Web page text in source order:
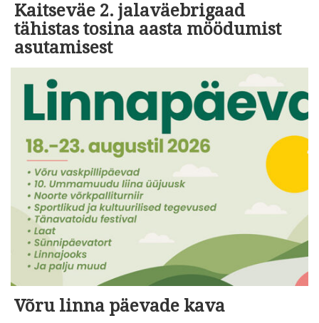
Kaitseväe 2. jalaväebrigaad
tähistas tosina aasta möödumist
asutamisest
Võru linna päevade kava